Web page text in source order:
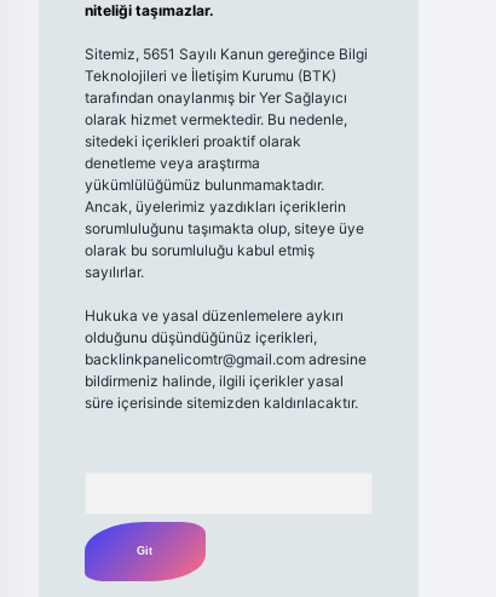
niteliği taşımazlar.
Sitemiz, 5651 Sayılı Kanun gereğince Bilgi
Teknolojileri ve İletişim Kurumu (BTK)
tarafından onaylanmış bir Yer Sağlayıcı
olarak hizmet vermektedir. Bu nedenle,
sitedeki içerikleri proaktif olarak
denetleme veya araştırma
yükümlülüğümüz bulunmamaktadır.
Ancak, üyelerimiz yazdıkları içeriklerin
sorumluluğunu taşımakta olup, siteye üye
olarak bu sorumluluğu kabul etmiş
sayılırlar.
Hukuka ve yasal düzenlemelere aykırı
olduğunu düşündüğünüz içerikleri,
backlinkpanelicomtr@gmail.comadresine
bildirmeniz halinde, ilgili içerikler yasal
süre içerisinde sitemizden kaldırılacaktır.